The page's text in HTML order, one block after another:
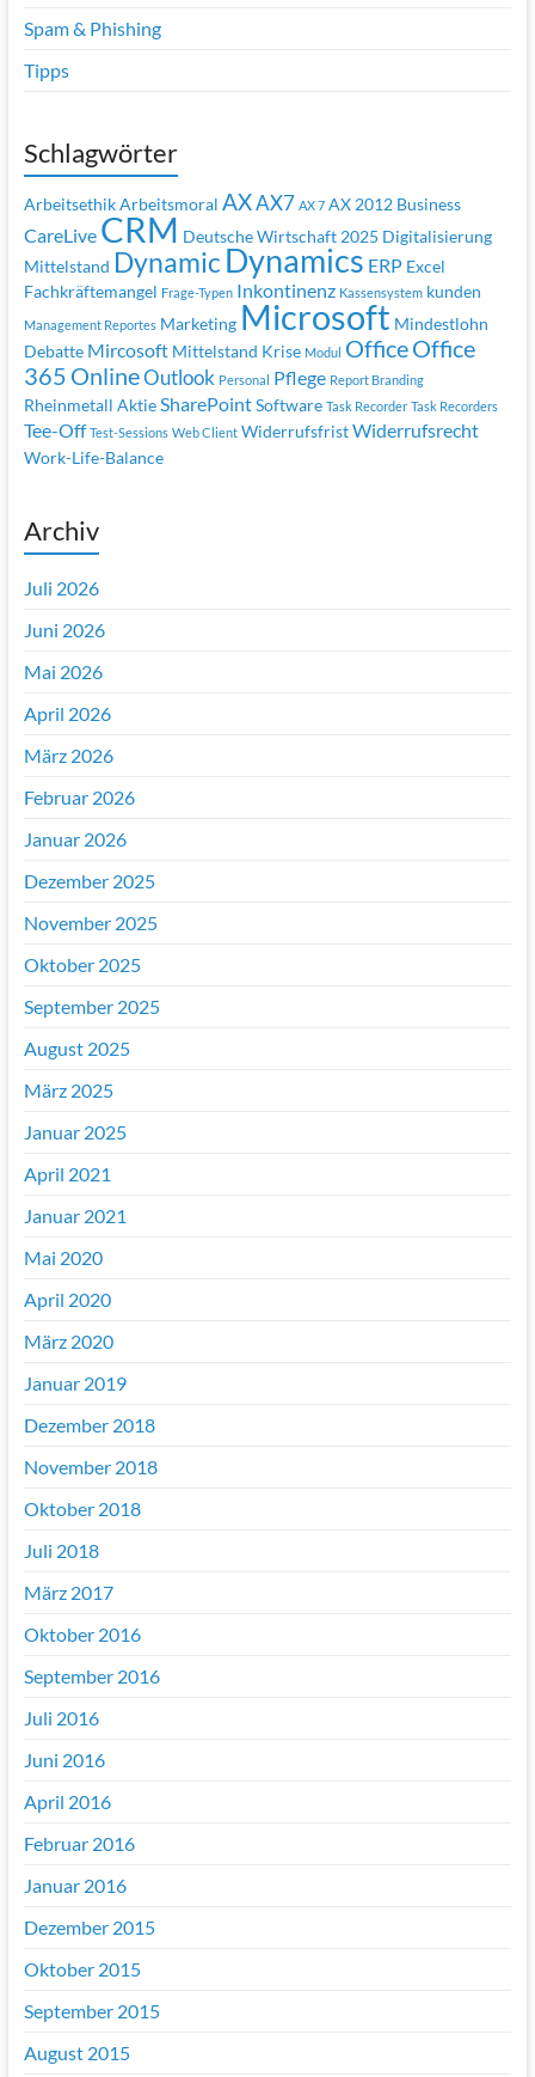
Spam & Phishing
Tipps
Schlagwörter
Arbeitsethik Arbeitsmoral AXAX7 AX 7 AX 2012 Business
CareLive CRM Deutsche Wirtschaft 2025 Digitalisierung
Mittelstand Dynamic Dynamics ERP Excel
Fachkräftemangel Frage-Typen Inkontinenz Kassensystem kunden
Management Reportes Marketing Microsoft Mindestlohn
Debatte Mircosoft Mittelstand Krise Modul OfficeOffice
365 OnlineOutlook Personal Pflege Report Branding
Rheinmetall Aktie SharePoint Software Task Recorder Task Recorders
Tee-Off Test-Sessions Web Client Widerrufsfrist Widerrufsrecht
Work-Life-Balance
Archiv
Juli 2026
Juni 2026
Mai 2026
April 2026
März 2026
Februar 2026
Januar 2026
Dezember 2025
November 2025
Oktober 2025
September 2025
August 2025
März 2025
Januar 2025
April 2021
Januar 2021
Mai 2020
April 2020
März 2020
Januar 2019
Dezember 2018
November 2018
Oktober 2018
Juli 2018
März 2017
Oktober 2016
September 2016
Juli 2016
Juni 2016
April 2016
Februar 2016
Januar 2016
Dezember 2015
Oktober 2015
September 2015
August 2015